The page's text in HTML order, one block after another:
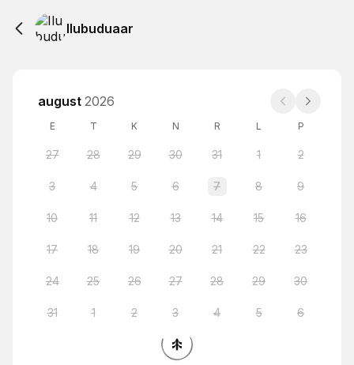
Ilubuduaar
august 2026
E T K N R L P
27 28 29 30 31 1 2
3 4 5 6 7 8 9
10 11 12 13 14 15 16
17 18 19 20 21 22 23
24 25 26 27 28 29 30
31 1 2 3 4 5 6